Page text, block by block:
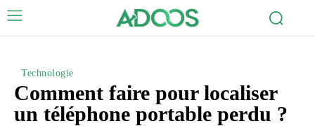
Technologie
Comment faire pour localiser
un téléphone portable perdu ?